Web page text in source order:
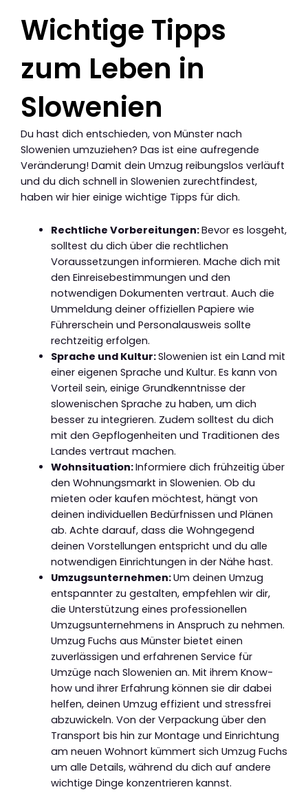
Wichtige Tipps
zum Leben in
Slowenien
Du hast dich entschieden, von Münster nach
Slowenien umzuziehen? Das ist eine aufregende
Veränderung! Damit dein Umzug reibungslos verläuft
und du dich schnell in Slowenien zurechtfindest,
haben wir hier einige wichtige Tipps für dich.
Rechtliche Vorbereitungen:Bevor es losgeht,
solltest du dich über die rechtlichen
Voraussetzungen informieren. Mache dich mit
den Einreisebestimmungen und den
notwendigen Dokumenten vertraut. Auch die
Ummeldung deiner offiziellen Papiere wie
Führerschein und Personalausweis sollte
rechtzeitig erfolgen.
Sprache und Kultur:Slowenien ist ein Land mit
einer eigenen Sprache und Kultur. Es kann von
Vorteil sein, einige Grundkenntnisse der
slowenischen Sprache zu haben, um dich
besser zu integrieren. Zudem solltest du dich
mit den Gepflogenheiten und Traditionen des
Landes vertraut machen.
Wohnsituation:Informiere dich frühzeitig über
den Wohnungsmarkt in Slowenien. Ob du
mieten oder kaufen möchtest, hängt von
deinen individuellen Bedürfnissen und Plänen
ab. Achte darauf, dass die Wohngegend
deinen Vorstellungen entspricht und du alle
notwendigen Einrichtungen in der Nähe hast.
Umzugsunternehmen:Um deinen Umzug
entspannter zu gestalten, empfehlen wir dir,
die Unterstützung eines professionellen
Umzugsunternehmens in Anspruch zu nehmen.
Umzug Fuchs aus Münster bietet einen
zuverlässigen und erfahrenen Service für
Umzüge nach Slowenien an. Mit ihrem Know-
how und ihrer Erfahrung können sie dir dabei
helfen, deinen Umzug effizient und stressfrei
abzuwickeln. Von der Verpackung über den
Transport bis hin zur Montage und Einrichtung
am neuen Wohnort kümmert sich Umzug Fuchs
um alle Details, während du dich auf andere
wichtige Dinge konzentrieren kannst.